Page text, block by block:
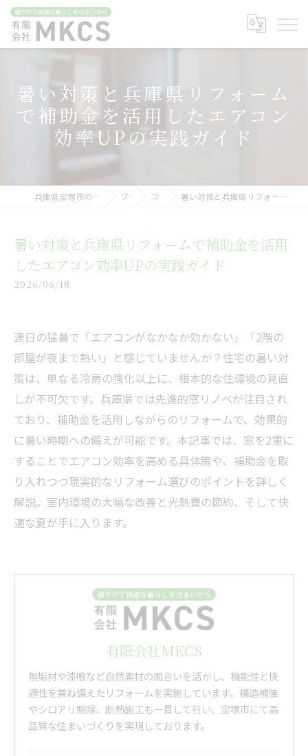
暑い対策と兵庫県リフォーム
で補助金を活用したエアコン
効率UPの実践ガイド
兵庫県宝塚市のリフォームなら有限会社MKCS ブログ コラム 暑い対策と兵庫県リフォームで補助金を活用したエアコン効率UPの実践ガイド
暑い対策と兵庫県リフォームで補助金を活用
したエアコン効率UPの実践ガイド
2026/06/18
連日の猛暑で「エアコンがなかなか効かない」「2階の
部屋が夜まで熱い」と感じていませんか？住宅の暑い対
策は、単なる冷房の強化以上に、根本的な住環境の見直
しが不可欠です。兵庫県では先進的窓リノベが注目され
ており、補助金を活用しながらのリフォームで、効果的
に暑い時期への備えが可能です。本記事では、窓を2重に
することでエアコン効率を高める具体策や、補助金を取
り入れつつ現実的なリフォーム選びのポイントを詳しく
解説。室内環境の大幅な改善と光熱費の節約、そして快
適な夏が手に入ります。
有限会社MKCS
無垢材や漆喰など自然素材の風合いを活かし、機能性と快
適性を兼ね備えたリフォームを実施しています。構造補強
やシロアリ駆除、断熱施工も一貫して行い、宝塚市にて高
品質な住まいづくりを実現しております。